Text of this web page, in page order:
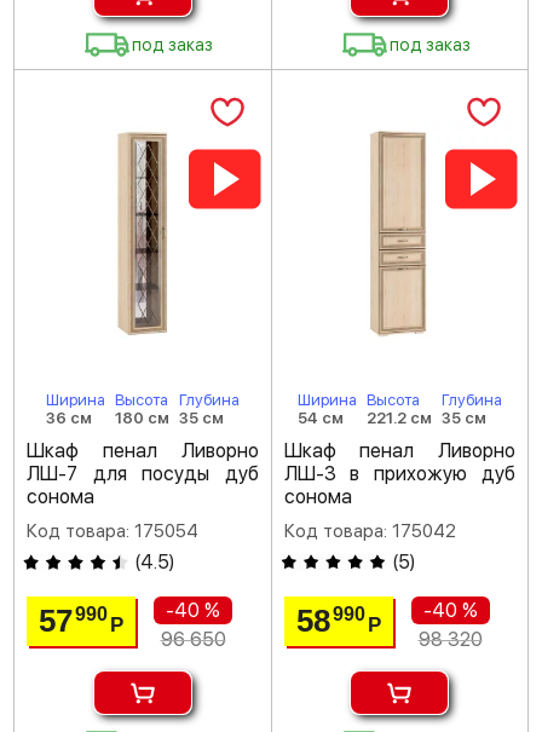
под заказ под заказ
Ширина
36 см
Высота
180 см
Глубина
35 см
Шкаф пенал Ливорно
ЛШ-7 для посуды дуб
сонома
Код товара: 175054
(4.5)
57990Р
-40 %
96 650
Ширина
54 см
Высота
221.2 см
Глубина
35 см
Шкаф пенал Ливорно
ЛШ-3 в прихожую дуб
сонома
Код товара: 175042
(5)
58990 Р
-40 %
98 320